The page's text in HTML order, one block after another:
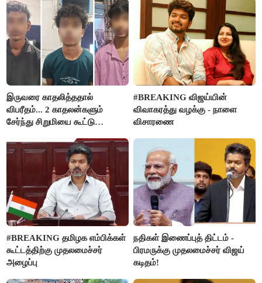
கதறல்
FSSAI தடை
இருவரை காதலித்ததால்
விபரீதம்... 2 காதலன்களும்
சேர்ந்து சிறுமியை கூட்டு
செய்த கொடூரம்
#BREAKING விஜய்யின்
விவாகரத்து வழக்கு - நாளை
விசாரணை
#BREAKING தமிழக எம்பிக்கள்
கூட்டத்திற்கு முதலமைச்சர்
அழைப்பு
நதிகள் இணைப்புத் திட்டம் -
பிரமருக்கு முதலமைச்சர் விஜய்
கடிதம்!